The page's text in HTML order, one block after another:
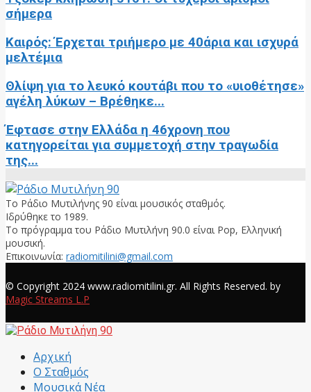
σήμερα
Καιρός: Έρχεται τριήμερο με 40άρια και ισχυρά
μελτέμια
Θλίψη για το λευκό κουτάβι που το «υιοθέτησε»
αγέλη λύκων – Βρέθηκε...
Έφτασε στην Ελλάδα η 46χρονη που
κατηγορείται για συμμετοχή στην τραγωδία
της...
Το Ράδιο Μυτιλήνης 90 είναι μουσικός σταθμός.
Ιδρύθηκε το 1989.
Το πρόγραμμα του Ράδιο Μυτιλήνη 90.0 είναι Pop, Ελληνική
μουσική.
Επικοινωνία: radiomitilini@gmail.com
© Copyright 2024 www.radiomitilini.gr. All Rights Reserved. by
Magic Streams L.P
Αρχική
Ο Σταθμός
Μουσικά Νέα